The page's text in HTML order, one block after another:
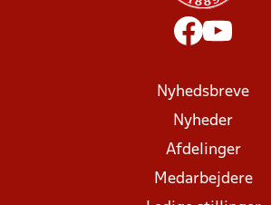
Nyhedsbreve
Nyheder
Afdelinger
Medarbejdere